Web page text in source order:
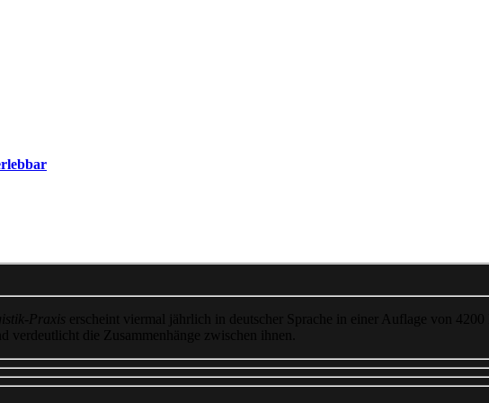
Praxis erscheint viermal jährlich in deutscher Sprache in einer Auflage von
die Zusammenhänge zwischen ihnen.